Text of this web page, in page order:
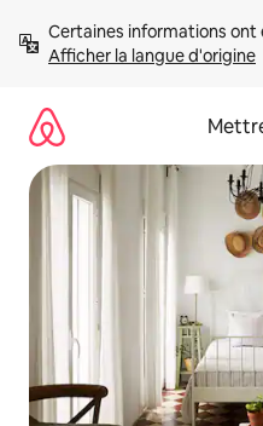
directement
Afficher la langue d'origine